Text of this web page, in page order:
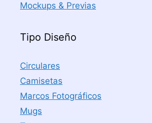
Mockups & Previas
Tipo Diseño
Circulares
Camisetas
Marcos Fotográficos
Mugs